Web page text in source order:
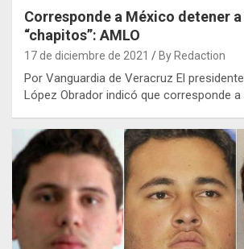
Corresponde a México detener
“chapitos”: AMLO
17 de diciembre de 2021 By Redaction
Por Vanguardia de Veracruz El
López Obrador indicó que corresponde a